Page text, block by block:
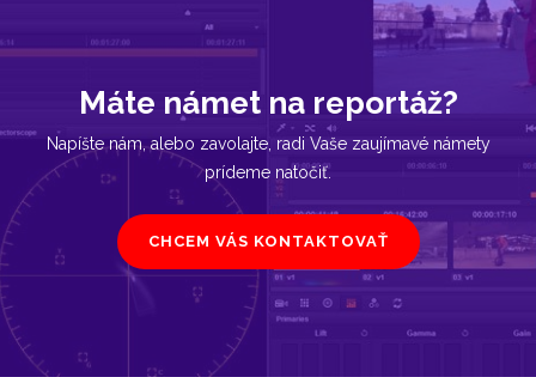
Máte námet na reportáž?
Napíšte nám, alebo zavolajte, radi Vaše zaujímavé námety
prídeme natočiť.
CHCEM VÁS KONTAKTOVAŤ